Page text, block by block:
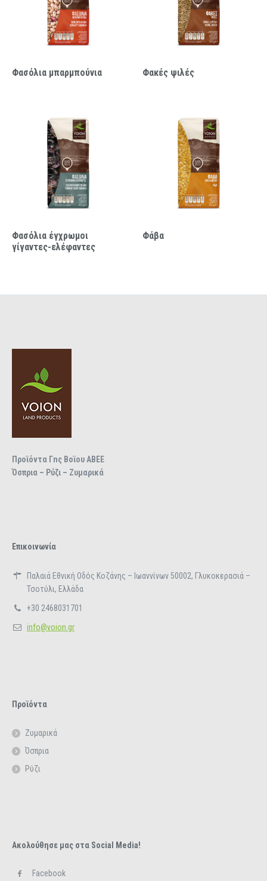
Φασόλια μπαρμπούνια Φακές ψιλές
Φασόλια έγχρωμοι
γίγαντες-ελέφαντες
Φάβα
Προϊόντα Γnς Βοϊου ΑΒΕΕ
Όσπρια – Ρύζι – Ζυμαρικά
Επικοινωνία
Παλαιά Εθνική Οδός Κοζάνης – Ιωαννίνων 50002, Γλυκοκερασιά –
Τσοτύλι, Ελλάδα
+30 2468031701
info@voion.gr
Προϊόντα
Ζυμαρικά
Όσπρια
Ρύζι
Ακολούθησε μας στα Social Media!
Facebook